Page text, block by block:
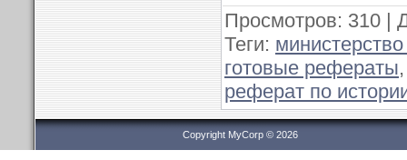
Просмотров: 310 |
Теги:
готовые рефераты
реферат по
Copyright MyCorp © 2026